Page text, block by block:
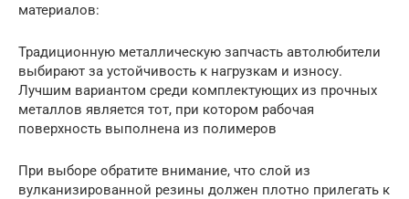
материалов:
Традиционную металлическую запчасть автолюбители
выбирают за устойчивость к нагрузкам и износу.
Лучшим вариантом среди комплектующих из прочных
металлов является тот, при котором рабочая
поверхность выполнена из полимеров
При выборе обратите внимание, что слой из
вулканизированной резины должен плотно прилегать к